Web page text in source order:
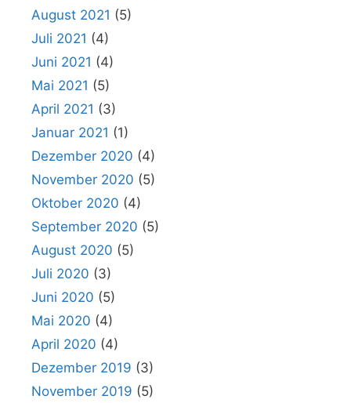
August 2021 (5)
Juli 2021 (4)
Juni 2021 (4)
Mai 2021 (5)
April 2021 (3)
Januar 2021 (1)
Dezember 2020 (4)
November 2020 (5)
Oktober 2020 (4)
September 2020 (5)
August 2020 (5)
Juli 2020 (3)
Juni 2020 (5)
Mai 2020 (4)
April 2020 (4)
Dezember 2019 (3)
November 2019 (5)